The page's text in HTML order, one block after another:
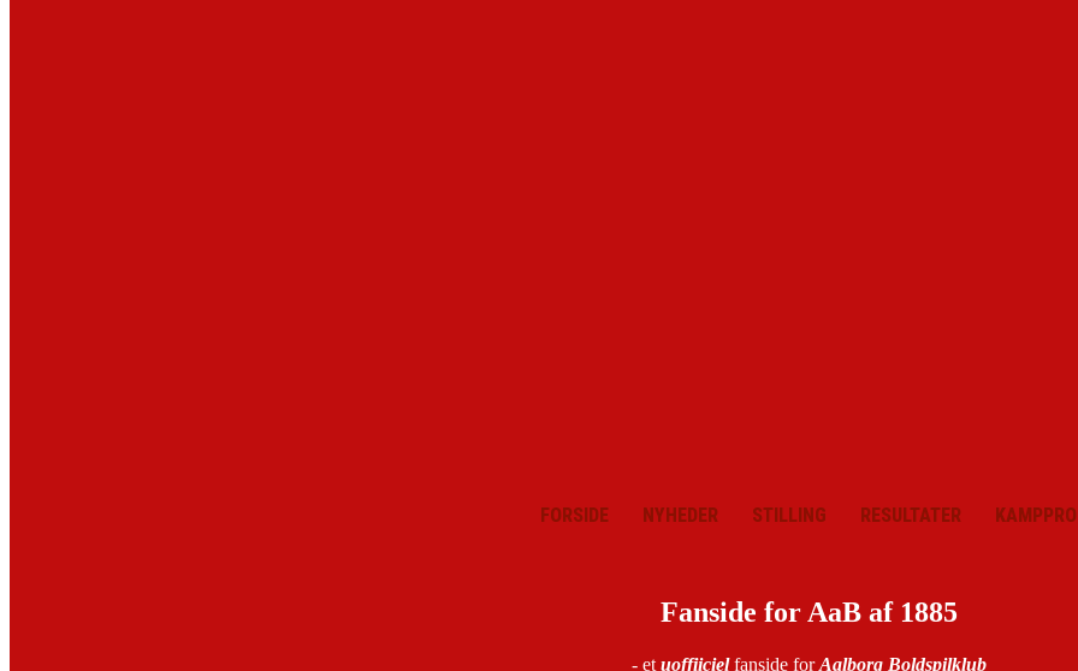
FORSIDE NYHEDER STILLING RESULTATER
Fanside for AaB af 1885
- et uoffiicielfanside forAalborg Boldspilklub